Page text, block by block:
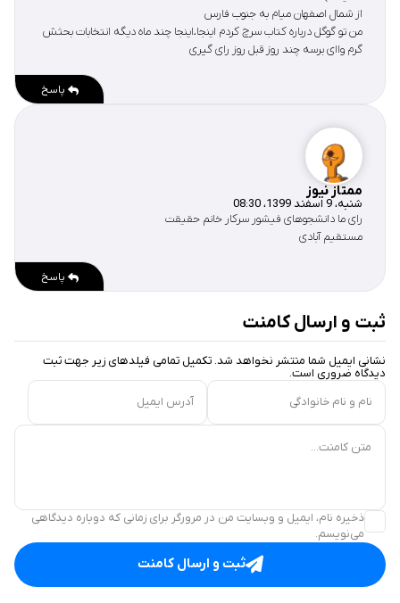
پاسخ
از شمال اصفهان میام به جنوب فارس
من تو گوگل درباره کتاب سرچ کردم اینجا،اینجا چند ماه دیگه انتخابات بحثش
گرم واای برسه چند روز قبل روز رای گیری
ممتاز نیوز
پاسخ
شنبه، 9 اسفند 1399، 08:30
رای ما دانشجوهای فیشور سرکار خانم حقیقت
مستقیم آبادی
ثبت و ارسال کامنت
نشانی ایمیل شما منتشر نخواهد شد. تکمیل تمامی فیلد‌های زیر جهت ثبت
دیدگاه ضروری است.
نام و نام خانوادگی
آدرس ایمیل
متن کامنت...
ذخیره نام، ایمیل و وبسایت من در مرورگر برای زمانی که دوباره دیدگاهی
می‌نویسم.
ثبت و ارسال کامنت